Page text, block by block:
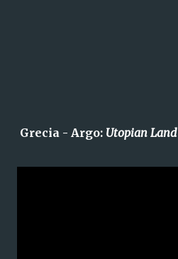
Grecia - Argo: Utopian Land